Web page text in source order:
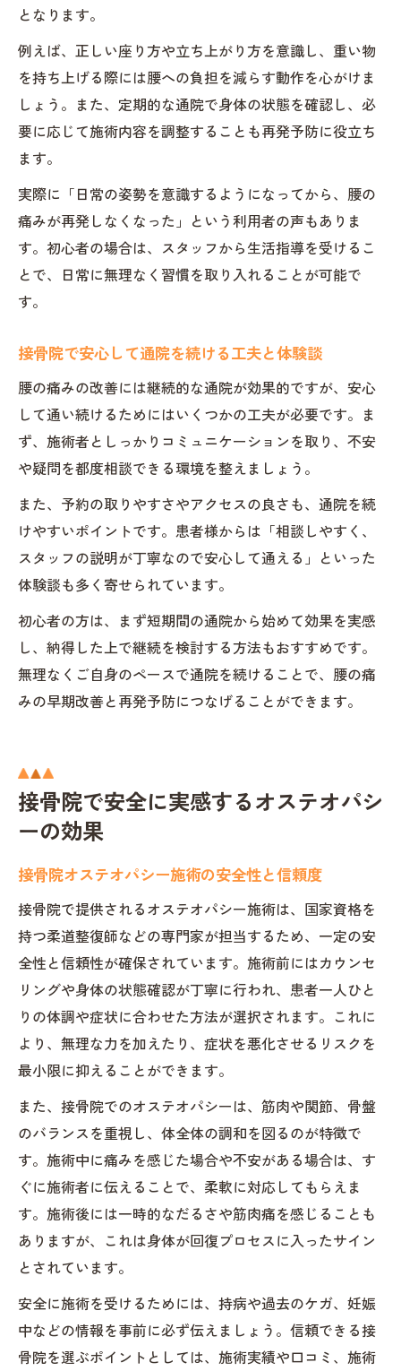
となります。
例えば、正しい座り方や立ち上がり方を意識し、重い物
を持ち上げる際には腰への負担を減らす動作を心がけま
しょう。また、定期的な通院で身体の状態を確認し、必
要に応じて施術内容を調整することも再発予防に役立ち
ます。
実際に「日常の姿勢を意識するようになってから、腰の
痛みが再発しなくなった」という利用者の声もありま
す。初心者の場合は、スタッフから生活指導を受けるこ
とで、日常に無理なく習慣を取り入れることが可能で
す。
接骨院で安心して通院を続ける工夫と体験談
腰の痛みの改善には継続的な通院が効果的ですが、安心
して通い続けるためにはいくつかの工夫が必要です。ま
ず、施術者としっかりコミュニケーションを取り、不安
や疑問を都度相談できる環境を整えましょう。
また、予約の取りやすさやアクセスの良さも、通院を続
けやすいポイントです。患者様からは「相談しやすく、
スタッフの説明が丁寧なので安心して通える」といった
体験談も多く寄せられています。
初心者の方は、まず短期間の通院から始めて効果を実感
し、納得した上で継続を検討する方法もおすすめです。
無理なくご自身のペースで通院を続けることで、腰の痛
みの早期改善と再発予防につなげることができます。
接骨院で安全に実感するオステオパシ
ーの効果
接骨院オステオパシー施術の安全性と信頼度
接骨院で提供されるオステオパシー施術は、国家資格を
持つ柔道整復師などの専門家が担当するため、一定の安
全性と信頼性が確保されています。施術前にはカウンセ
リングや身体の状態確認が丁寧に行われ、患者一人ひと
りの体調や症状に合わせた方法が選択されます。これに
より、無理な力を加えたり、症状を悪化させるリスクを
最小限に抑えることができます。
また、接骨院でのオステオパシーは、筋肉や関節、骨盤
のバランスを重視し、体全体の調和を図るのが特徴で
す。施術中に痛みを感じた場合や不安がある場合は、す
ぐに施術者に伝えることで、柔軟に対応してもらえま
す。施術後には一時的なだるさや筋肉痛を感じることも
ありますが、これは身体が回復プロセスに入ったサイン
とされています。
安全に施術を受けるためには、持病や過去のケガ、妊娠
中などの情報を事前に必ず伝えましょう。信頼できる接
骨院を選ぶポイントとしては、施術実績や口コミ、施術